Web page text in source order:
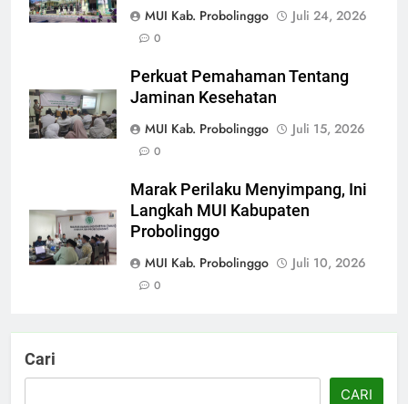
MUI Kab. Probolinggo
Juli 24, 2026
0
Perkuat Pemahaman Tentang
Jaminan Kesehatan
MUI Kab. Probolinggo
Juli 15, 2026
0
Marak Perilaku Menyimpang, Ini
Langkah MUI Kabupaten
Probolinggo
MUI Kab. Probolinggo
Juli 10, 2026
0
Cari
CARI